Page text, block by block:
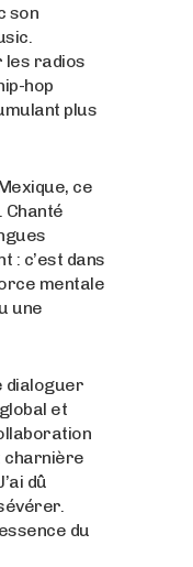
son
les radios
hop
plus
ce
: c’est dans
mentale
une
dialoguer
et
charnière
dû
du